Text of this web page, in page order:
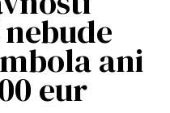
ani
eur